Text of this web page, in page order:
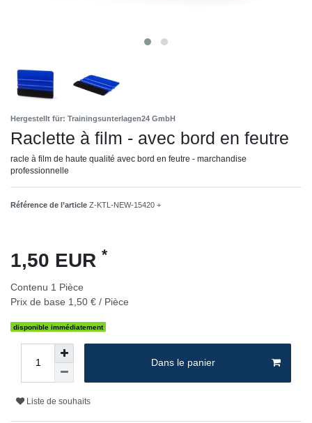
Hergestellt für: Trainingsunterlagen24 GmbH
Raclette à film - avec bord en feutre
racle à film de haute qualité avec bord en feutre - marchandise
professionnelle
Référence de l’article Z-KTL-NEW-15420 +
1,50 EUR *
Contenu 1 Pièce
Prix de base 1,50 € / Pièce
disponible immédiatement
Dans le panier
Liste de souhaits